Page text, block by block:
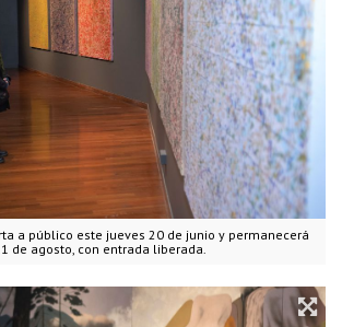
a público este jueves 20 de junio y permanecerá
de agosto, con entrada liberada.